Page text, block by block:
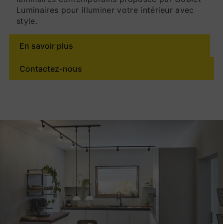
Luminaires pour illuminer votre intérieur avec
style.
En savoir plus
Contactez-nous